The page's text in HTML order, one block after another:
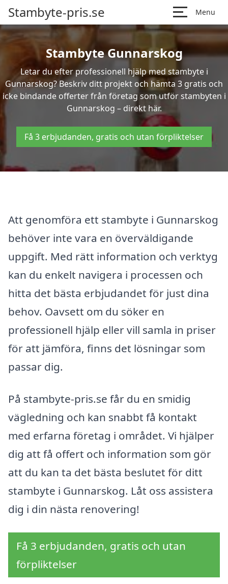
Stambyte-pris.se Menu
Stambyte Gunnarskog
Letar du efter professionell hjälp med stambyte i
Gunnarskog? Beskriv ditt projekt och hämta 3 gratis och
icke bindande offerter från företag som utför stambyten i
Gunnarskog – direkt här.
Få 3 erbjudanden, gratis och utan förpliktelser
Att genomföra ett stambyte i Gunnarskog
behöver inte vara en överväldigande
uppgift. Med rätt information och verktyg
kan du enkelt navigera i processen och
hitta det bästa erbjudandet för just dina
behov. Oavsett om du söker en
professionell hjälp eller vill samla in priser
för att jämföra, finns det lösningar som
passar dig.
På stambyte-pris.se får du en smidig
vägledning och kan snabbt få kontakt
med erfarna företag i området. Vi hjälper
dig att få offert och information som gör
att du kan ta det bästa beslutet för ditt
stambyte i Gunnarskog. Låt oss assistera
dig i din nästa renovering!
Få 3 erbjudanden, gratis och utan
förpliktelser